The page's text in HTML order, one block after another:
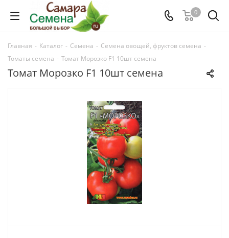
0
Главная - Каталог - Семена - Семена овощей, фруктов семена -
Томаты семена - Томат Морозко F1 10шт семена
Томат Морозко F1 10шт семена